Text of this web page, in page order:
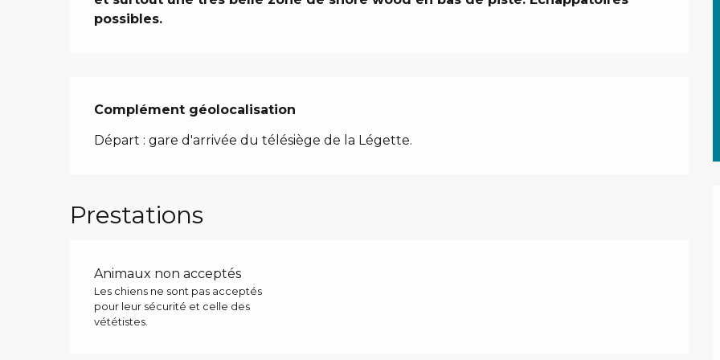
possibles.
Complément géolocalisation
Complément géolocalisation
Départ : gare d'arrivée du télésiège de la Légette.
Prestations
Animaux non acceptés
Les chiens ne sont pas acceptés
pour leur sécurité et celle des
vététistes.